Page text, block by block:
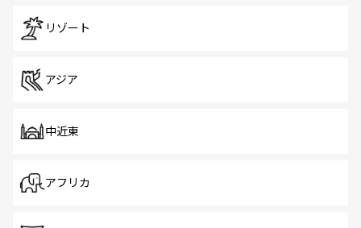
リゾート
アジア
中近東
アフリカ